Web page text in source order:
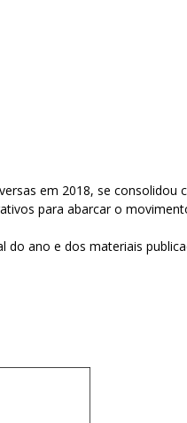
em 2018, se
para abarcar o
do ano e dos materiais